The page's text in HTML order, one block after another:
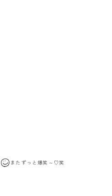
またずっと爆笑～♡笑